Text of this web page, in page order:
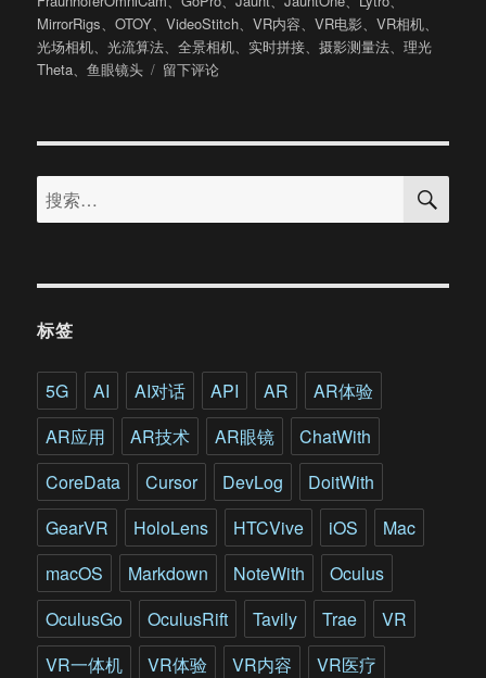
于
MirrorRigs、OTOY、VideoStitch、VR内容、VR电影、VR相机、
光场相机、光流算法、全景相机、实时拼接、摄影测量法、理光
Theta、鱼眼镜头
于
电
拍
指
章
相
机
(上)
留下评论
搜
索：
搜
标签
5G AI AI对话 API AR
AR体验
AR应用
AR技术 AR眼镜
ChatWith
CoreData
Cursor DevLog
DoitWith
GearVR
HoloLens HTCVive iOS
Mac
macOS
Markdown NoteWith
Oculus
OculusGo
OculusRift Tavily Trae
VR
VR一体机
VR体验 VR内容
VR医疗